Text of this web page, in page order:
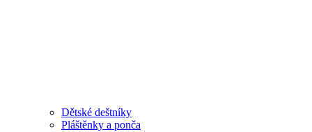
Dětské deštníky
Pláštěnky a ponča